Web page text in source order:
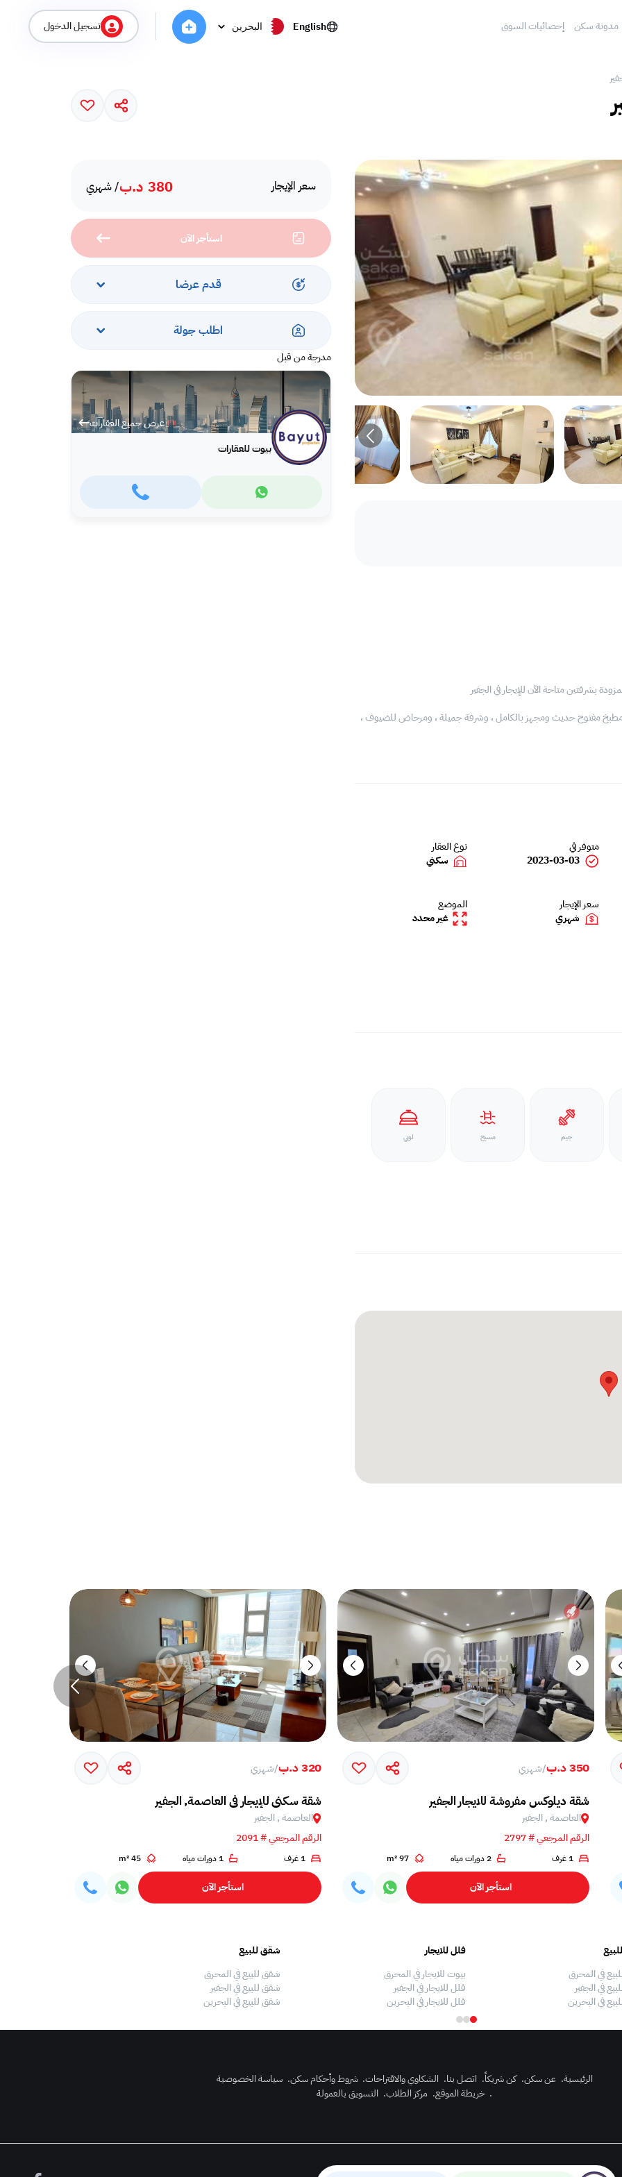
مدونة سكن إحصائيات السوق English البحرين تسجيل الدخول
سعر الإيجار 380 د.ب/ شهري
استأجر الآن
قدم عرضا
اطلب جولة
مدرجة من قبل
عرض جميع العقارات
بيوت للعقارات
بشرفتين متاحة الآن للإيجار في الجفير
مفتوح حديث ومجهز بالكامل ، وشرفة جميلة ، ومرحاض للضيوف ،
متوفر في
2023-03-03
نوع العقار
سكني
سعر الإيجار
شهري
الموضع
غير محدد
جيم مسبح لوبي
350 د.ب /شهري
شقة ديلوكس مفروشة للايجار الجفير
العاصمة , الجفير
الرقم المرجعي # 2797
1 غرف 2 دورات مياه 97 m²
استأجر الآن
320 د.ب /شهري
شقة سكني للإيجار في العاصمة, الجفير
العاصمة , الجفير
الرقم المرجعي # 2091
1 غرف 1 دورات مياه 45 m²
استأجر الآن
في المحرق
في الجفير
في البحرين
فلل للايجار
بيوت للايجار في المحرق
فلل للايجار في الجفير
فلل للايجار في البحرين
شقق للبيع
شقق للبيع في المحرق
شقق للبيع في الجفير
شقق للبيع في البحرين
الرئيسية. عن سكن. كن شريكاً. اتصل بنا. الشكاوي والاقتراحات. شروط وأحكام سكن. سياسة الخصوصية
. خريطة الموقع. مركز الطلاب. التسويق بالعمولة